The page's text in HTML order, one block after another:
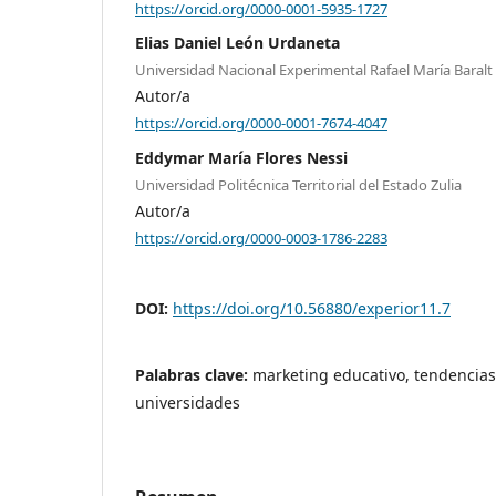
https://orcid.org/0000-0001-5935-1727
Elias Daniel León Urdaneta
Universidad Nacional Experimental Rafael María Baralt
Autor/a
https://orcid.org/0000-0001-7674-4047
Eddymar María Flores Nessi
Universidad Politécnica Territorial del Estado Zulia
Autor/a
https://orcid.org/0000-0003-1786-2283
DOI: https://doi.org/10.56880/experior11.7
Palabras clave: marketing educativo,
universidades